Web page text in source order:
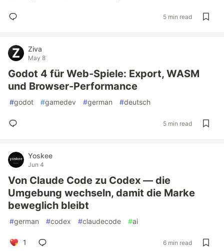
5 min read
Ziva
May 8
Godot 4 für Web-Spiele: Export, WASM
und Browser-Performance
#godot #gamedev #german #deutsch
5 min read
Yoskee
Jun 4
Von Claude Code zu Codex — die
Umgebung wechseln, damit die Marke
beweglich bleibt
#german #codex #claudecode #ai
1 6 min read